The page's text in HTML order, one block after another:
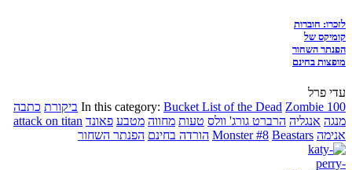
לזכרו: חוברות
קומיקס של
הפנתר השחור
מופצות בחינם
עדי פרל
In this category: Bucket List of the Dead Zombie 100 ביקורת כתבה
מנגה אנגליה הרברט גורג' וולס טעות מחווה מטבע פאונד attack on titan
אנימה
Monster #8 Beastars הורדה בחינם הפנתר השחור